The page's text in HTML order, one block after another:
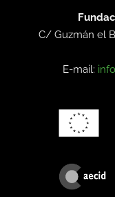
C/ Guzmán el
E-mail: